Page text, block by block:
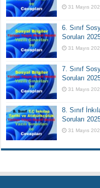
31 Mayıs
6. Sınıf
Soruları
31 Mayıs
7. Sınıf
Soruları
31 Mayıs
8. Sınıf
Soruları
31 Mayıs